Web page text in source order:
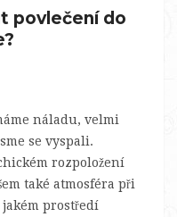
povlečení do
náladu, velmi
se vyspali.
rozpoložení
také atmosféra při
prostředí